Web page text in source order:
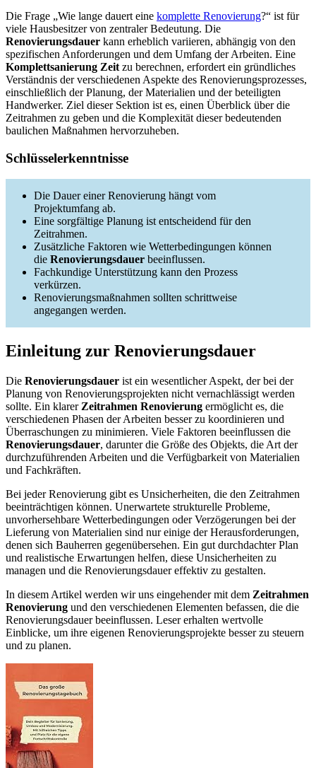
Die Frage „Wie lange dauert eine komplette Renovierung?“ ist für
viele Hausbesitzer von zentraler Bedeutung. Die
Renovierungsdauer kann erheblich variieren, abhängig von den
spezifischen Anforderungen und dem Umfang der Arbeiten. Eine
Komplettsanierung Zeit zu berechnen, erfordert ein gründliches
Verständnis der verschiedenen Aspekte des Renovierungsprozesses,
einschließlich der Planung, der Materialien und der beteiligten
Handwerker. Ziel dieser Sektion ist es, einen Überblick über die
Zeitrahmen zu geben und die Komplexität dieser bedeutenden
baulichen Maßnahmen hervorzuheben.
Schlüsselerkenntnisse
Die Dauer einer Renovierung hängt vom
Projektumfang ab.
Eine sorgfältige Planung ist entscheidend für den
Zeitrahmen.
Zusätzliche Faktoren wie Wetterbedingungen können
die Renovierungsdauer beeinflussen.
Fachkundige Unterstützung kann den Prozess
verkürzen.
Renovierungsmaßnahmen sollten schrittweise
angegangen werden.
Einleitung zur Renovierungsdauer
Die Renovierungsdauer ist ein wesentlicher Aspekt, der bei der
Planung von Renovierungsprojekten nicht vernachlässigt werden
sollte. Ein klarer Zeitrahmen Renovierung ermöglicht es, die
verschiedenen Phasen der Arbeiten besser zu koordinieren und
Überraschungen zu minimieren. Viele Faktoren beeinflussen die
Renovierungsdauer, darunter die Größe des Objekts, die Art der
durchzuführenden Arbeiten und die Verfügbarkeit von Materialien
und Fachkräften.
Bei jeder Renovierung gibt es Unsicherheiten, die den Zeitrahmen
beeinträchtigen können. Unerwartete strukturelle Probleme,
unvorhersehbare Wetterbedingungen oder Verzögerungen bei der
Lieferung von Materialien sind nur einige der Herausforderungen,
denen sich Bauherren gegenübersehen. Ein gut durchdachter Plan
und realistische Erwartungen helfen, diese Unsicherheiten zu
managen und die Renovierungsdauer effektiv zu gestalten.
In diesem Artikel werden wir uns eingehender mit dem Zeitrahmen
Renovierung und den verschiedenen Elementen befassen, die die
Renovierungsdauer beeinflussen. Leser erhalten wertvolle
Einblicke, um ihre eigenen Renovierungsprojekte besser zu steuern
und zu planen.